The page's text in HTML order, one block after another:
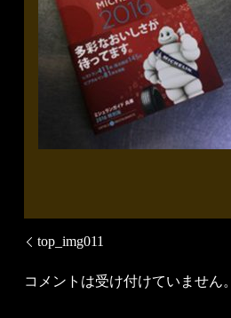
top_img011
コメントは受け付けていません。